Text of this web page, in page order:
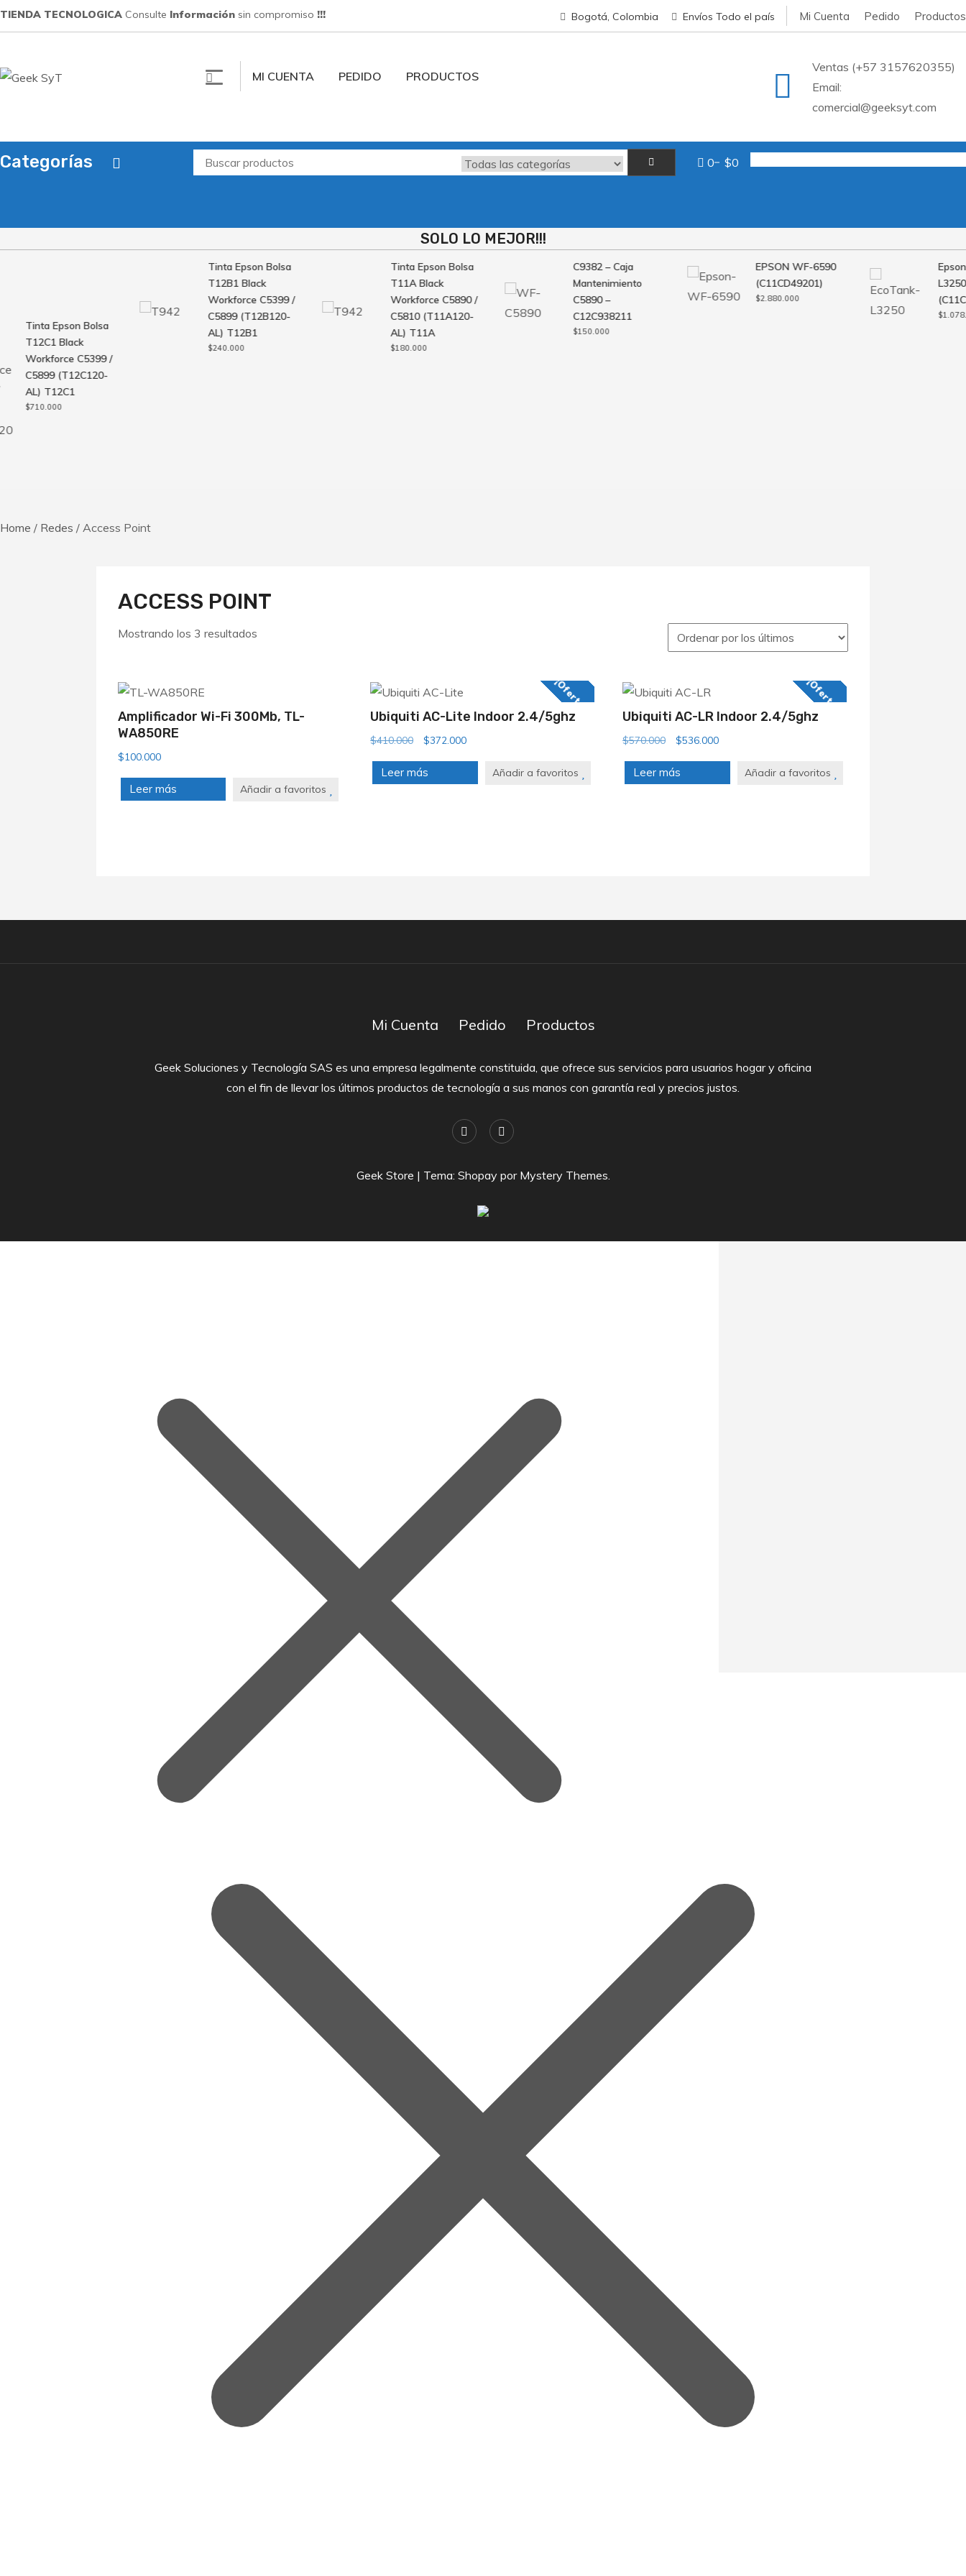
Saltar
al
TIENDA TECNOLOGICA Consulte Información sin compromiso !!! Bogotá, Colombia Envíos Todo el país Mi Cuenta Pedido Productos
MI CUENTA PEDIDO PRODUCTOS
Ventas (+57 3157620355)
Email:
comercial@geeksyt.com
Categorías 0 $0
SOLO LO MEJOR!!!
Tinta Epson Bolsa
T12C1 Black
Workforce C5399 /
C5899 (T12C120-
AL) T12C1
710.000
Tinta Epson Bolsa
T12B1 Black
Workforce C5399 /
C5899 (T12B120-
AL) T12B1
240.000
Tinta Epson Bolsa
T11A Black
Workforce C5890 /
C5810 (T11A120-
AL) T11A
180.000
C9382 – Caja
Mantenimiento
C5890 –
C12C938211
150.000
EPSON WF-6590
(C11CD49201)
2.880.000
Epson
L3250
Home / Redes / Access Point
ACCESS POINT
Mostrando los 3 resultados
Amplificador Wi-Fi 300Mb, TL-
WA850RE
$100.000
Leer más Añadir a favoritos
¡Oferta!
Ubiquiti AC-Lite Indoor 2.4/5ghz
$410.000
El
original
$372.000El
actual
Leer más Añadir a favoritos
¡Oferta!
Ubiquiti AC-LR Indoor 2.4/5ghz
$570.000
El
original
$536.000El
actual
Leer más Añadir a favoritos
Mi Cuenta Pedido Productos
Geek Soluciones y Tecnología SAS es una empresa legalmente constituida, que ofrece sus servicios para usuarios hogar y oficina
con el fin de llevar los últimos productos de tecnología a sus manos con garantía real y precios justos.
Geek Store | Tema: Shopay por Mystery Themes